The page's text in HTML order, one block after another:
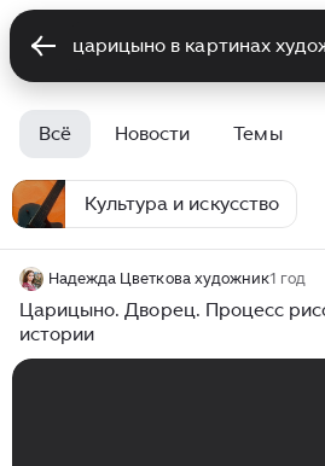
Всё Новости Темы
Культура и искусство
Надежда Цветкова художник1 год
Царицыно. Дворец. Процесс
истории